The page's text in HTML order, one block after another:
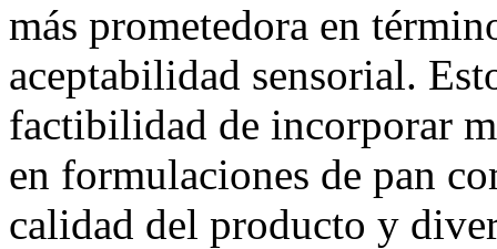
más prometedora en
aceptabilidad sensorial.
factibilidad de incorporar
en formulaciones de pan
calidad del producto y